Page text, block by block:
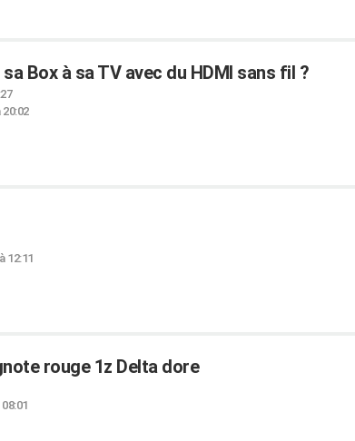
Box à sa TV avec du HDMI sans fil ?
20:02
12:11
rouge 1z Delta dore